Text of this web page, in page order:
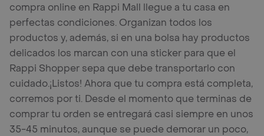
compra online en Rappi Mall llegue a tu casa en
perfectas condiciones. Organizan todos los
productos y, además, si en una bolsa hay productos
delicados los marcan con una sticker para que el
Rappi Shopper sepa que debe transportarlo con
cuidado.¡Listos! Ahora que tu compra está completa,
corremos por ti. Desde el momento que terminas de
comprar tu orden se entregará casi siempre en unos
35-45 minutos, aunque se puede demorar un poco,